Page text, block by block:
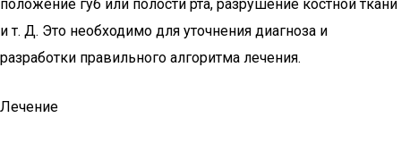
положение губ или полости рта, разрушение костной ткани
и т. Д. Это необходимо для уточнения диагноза и
разработки правильного алгоритма лечения.
Лечение